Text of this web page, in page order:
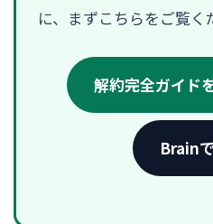
に、まずこちらをご覧く
解約完全ガイド
Brain